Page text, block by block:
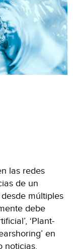
las redes
de un
múltiples
debe
‘Plant-
en
noticias.